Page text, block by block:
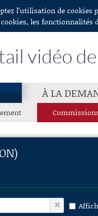
l’utilisation de
les
vidéo
À LA